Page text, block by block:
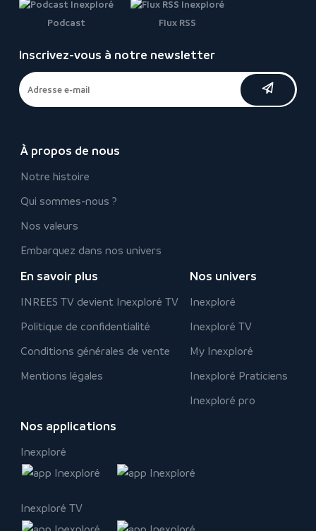
Podcast Flux RSS
Inscrivez-vous à notre newsletter
À propos de nous
Notre histoire
Qui sommes-nous ?
Nos valeurs
Embarquez dans nos univers
En savoir plus
INREES TV devient Inexploré TV
Politique de confidentialité
Conditions générales de vente
Mentions légales
Nos univers
Inexploré
Inexploré TV
My Inexploré
Inexploré Praticiens
Inexploré pro
Nos applications
Inexploré
Inexploré TV